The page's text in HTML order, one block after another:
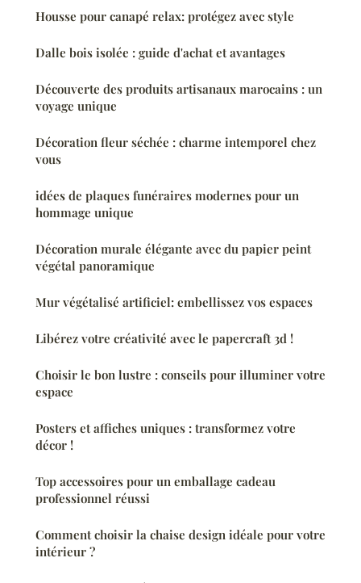
Housse pour canapé relax: protégez avec style
Dalle bois isolée : guide d'achat et avantages
Découverte des produits artisanaux marocains : un
voyage unique
Décoration fleur séchée : charme intemporel chez
vous
idées de plaques funéraires modernes pour un
hommage unique
Décoration murale élégante avec du papier peint
végétal panoramique
Mur végétalisé artificiel: embellissez vos espaces
Libérez votre créativité avec le papercraft 3d !
Choisir le bon lustre : conseils pour illuminer votre
espace
Posters et affiches uniques : transformez votre
décor !
Top accessoires pour un emballage cadeau
professionnel réussi
Comment choisir la chaise design idéale pour votre
intérieur ?